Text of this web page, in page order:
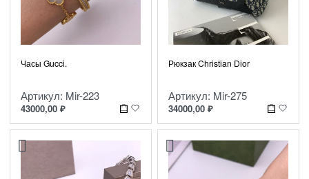
Часы Gucci.
Артикул: Mir-223
43000,00 ₽
Рюкзак Christian Dior
Артикул: Mir-275
34000,00 ₽